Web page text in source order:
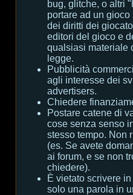
bug, glitche, o altri
portare ad un
dei diritti dei
editori del gioco e
qualsiasi materiale
legge.
Pubblicità
agli interesse dei
advertisers.
Chiedere
Postare catene di
cose senza senso
stesso tempo. Non
(es. Se avete
ai forum, e se non
chiedere).
È vietato scrivere
solo una parola in